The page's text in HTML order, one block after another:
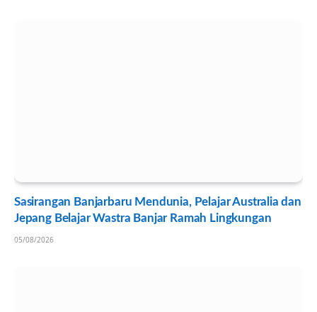
Sasirangan Banjarbaru Mendunia, Pelajar Australia dan
Jepang Belajar Wastra Banjar Ramah Lingkungan
05/08/2026